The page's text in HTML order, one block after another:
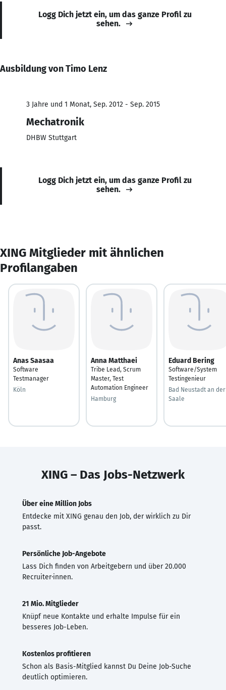
Logg Dich jetzt ein, um das ganze Profil zu
sehen.
Ausbildung von Timo Lenz
3 Jahre und 1 Monat, Sep. 2012 - Sep. 2015
Mechatronik
DHBW Stuttgart
Logg Dich jetzt ein, um das ganze Profil zu
sehen.
XING Mitglieder mit ähnlichen
Profilangaben
Anas Saasaa
Software
Testmanager
Köln
Anna Matthaei
Tribe Lead, Scrum
Master, Test
Automation Engineer
Hamburg
Eduard Bering
Software/System
Testingenieur
Bad Neustadt an der
Saale
XING – Das Jobs-Netzwerk
Über eine Million Jobs
Entdecke mit XING genau den Job, der wirklich zu Dir
passt.
Persönliche Job-Angebote
Lass Dich finden von Arbeitgebern und über 20.000
Recruiter·innen.
21 Mio. Mitglieder
Knüpf neue Kontakte und erhalte Impulse für ein
besseres Job-Leben.
Kostenlos profitieren
Schon als Basis-Mitglied kannst Du Deine Job-Suche
deutlich optimieren.